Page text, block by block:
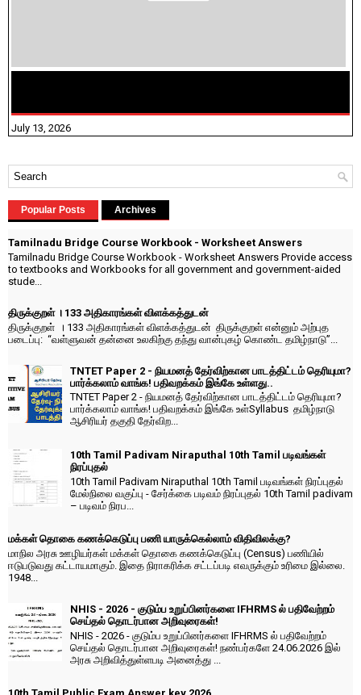
July 13, 2026
Popular Posts Archives
Tamilnadu Bridge Course Workbook - Worksheet Answers
Tamilnadu Bridge Course Workbook - Worksheet Answers Provide access
to textbooks and Workbooks for all government and government-aided
stude...
திருக்குறள் । 133 அதிகாரங்கள் விளக்கத்துடன்
திருக்குறள் । 133 அதிகாரங்கள் விளக்கத்துடன் திருக்குறள் என்னும் அற்புத
படைப்பு: “வள்ளுவன் தன்னை உலகிற்கு தந்து வான்புகழ் கொண்ட தமிழ்நாடு”...
TNTET Paper 2 - நியமனத் தேர்விற்கான பாடத்திட்டம் தெரியுமா?
பார்க்கலாம் வாங்க! பதிவறக்கம் இங்கே உள்ளது..
TNTET Paper 2 - நியமனத் தேர்விற்கான பாடத்திட்டம் தெரியுமா?
பார்க்கலாம் வாங்க! பதிவறக்கம் இங்கே உள்Syllabus தமிழ்நாடு
ஆசிரியர் தகுதி தேர்விற...
10th Tamil Padivam Niraputhal 10th Tamil படிவங்கள்
நிரப்புதல்
10th Tamil Padivam Niraputhal 10th Tamil படிவங்கள் நிரப்புதல்
மேல்நிலை வகுப்பு - சேர்க்கை படிவம் நிரப்புதல் 10th Tamil padivam
– படிவம் நிரப...
மக்கள் தொகை கணக்கெடுப்பு பணி யாருக்கெல்லாம் விதிவிலக்கு?
மாநில அரசு ஊழியர்கள் மக்கள் தொகை கணக்கெடுப்பு (Census) பணியில்
ஈடுபடுவது கட்டாயமாகும். இதை நிராகரிக்க சட்டப்படி எவருக்கும் உரிமை இல்லை.
1948...
NHIS - 2026 - குடும்ப உறுப்பினர்களை IFHRMS ல் பதிவேற்றம்
செய்தல் தொடர்பான அறிவுரைகள்!
NHIS - 2026 - குடும்ப உறுப்பினர்களை IFHRMS ல் பதிவேற்றம்
செய்தல் தொடர்பான அறிவுரைகள்! நண்பர்களே 24.06.2026 இல்
அரசு அறிவித்துள்ளபடி அனைத்து ...